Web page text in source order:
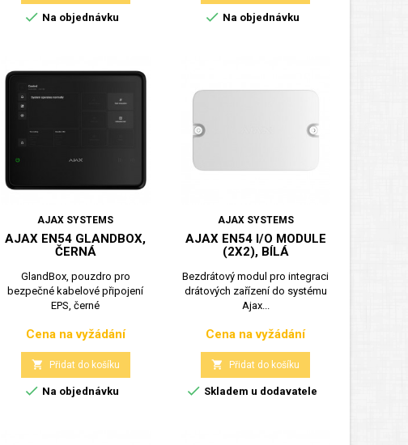
 Na objednávku  Na objednávku
AJAX SYSTEMS
AJAX EN54 GLANDBOX,
ČERNÁ
GlandBox, pouzdro pro
bezpečné kabelové připojení
EPS, černé
Cena
Cena na vyžádání
 Přidat do košíku
 Na objednávku
AJAX SYSTEMS
AJAX EN54 I/O MODULE
(2X2), BÍLÁ
Bezdrátový modul pro integraci
drátových zařízení do systému
Ajax...
Cena
Cena na vyžádání
 Přidat do košíku
 Skladem u dodavatele